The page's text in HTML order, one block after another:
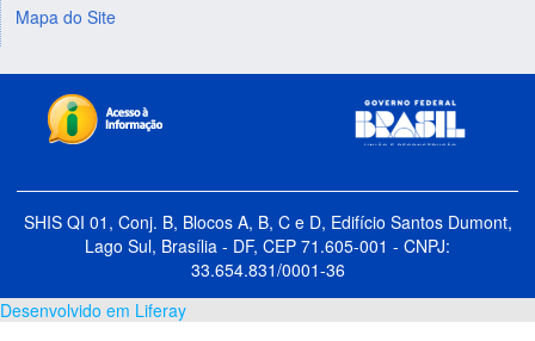
Mapa do Site
SHIS QI 01, Conj. B, Blocos A, B, C e D, Edifício Santos Dumont,
Lago Sul, Brasília - DF, CEP 71.605-001 - CNPJ:
33.654.831/0001-36
Desenvolvido em Liferay